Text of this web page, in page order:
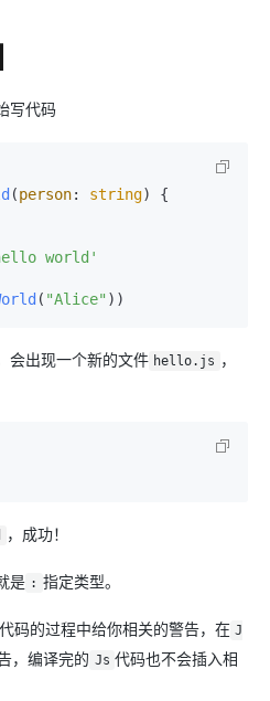
写代码
(person: string) {
world'
( "Alice"
会出现一个新的文件 hello.js ，
，成功！
是 : 指定类型。
码的过程中给你相关的警告，在 J
，编译完的 Js 代码也不会插入相